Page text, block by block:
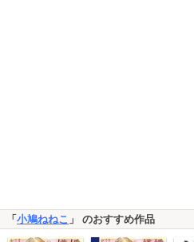
「 小鳩ねねこ 」 のおすすめ作品